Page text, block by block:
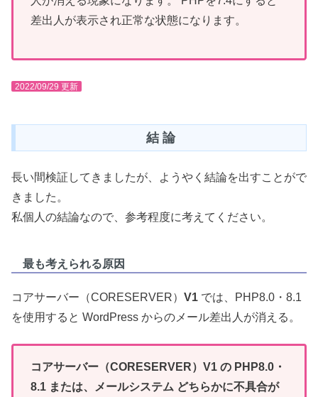
差出人が表示され正常な状態になります。
2022/09/29 更新
結 論
長い間検証してきましたが、ようやく結論を出すことがで
きました。
私個人の結論なので、参考程度に考えてください。
最も考えられる原因
コアサーバー（CORESERVER） V1 では、PHP8.0・8.1
を使用すると WordPress からのメール差出人が消える。
コアサーバー（CORESERVER）V1 の PHP8.0・
8.1 または、メールシステム どちらかに不具合が